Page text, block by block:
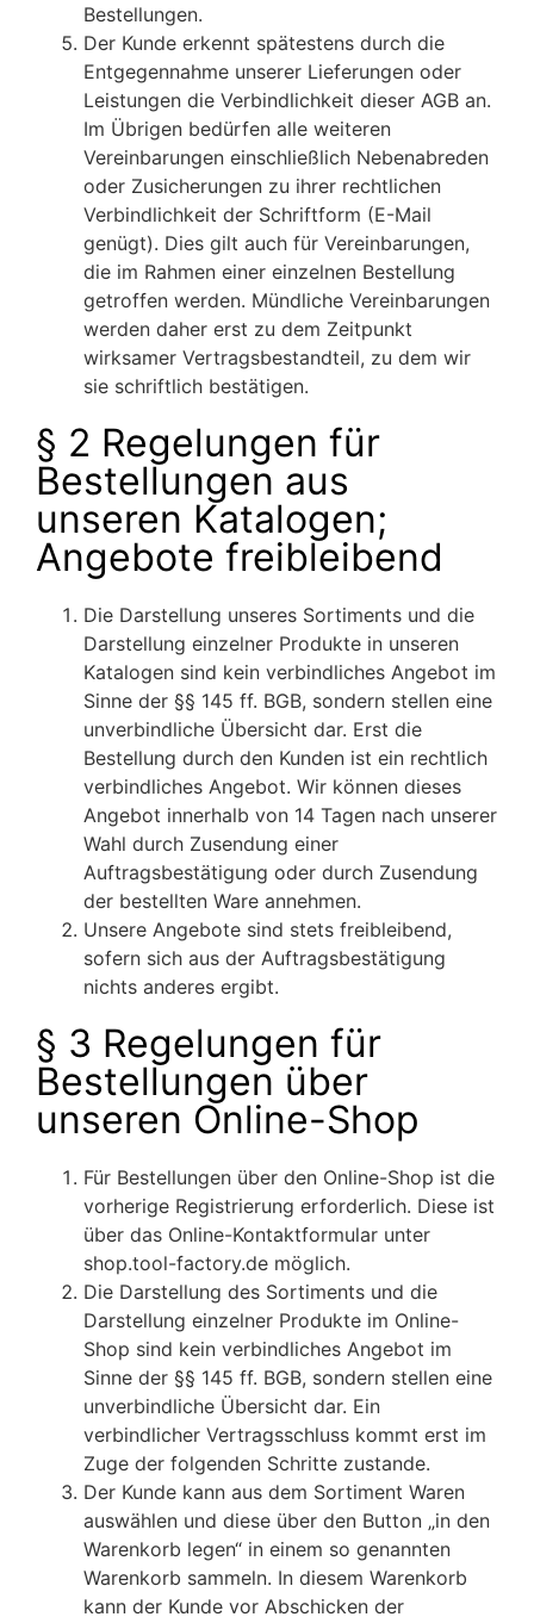
Bestellungen.
Der Kunde erkennt spätestens durch die
Entgegennahme unserer Lieferungen oder
Leistungen die Verbindlichkeit dieser AGB an.
Im Übrigen bedürfen alle weiteren
Vereinbarungen einschließlich Nebenabreden
oder Zusicherungen zu ihrer rechtlichen
Verbindlichkeit der Schriftform (E-Mail
genügt). Dies gilt auch für Vereinbarungen,
die im Rahmen einer einzelnen Bestellung
getroffen werden. Mündliche Vereinbarungen
werden daher erst zu dem Zeitpunkt
wirksamer Vertragsbestandteil, zu dem wir
sie schriftlich bestätigen.
§ 2 Regelungen für
Bestellungen aus
unseren Katalogen;
Angebote freibleibend
Die Darstellung unseres Sortiments und die
Darstellung einzelner Produkte in unseren
Katalogen sind kein verbindliches Angebot im
Sinne der §§ 145 ff. BGB, sondern stellen eine
unverbindliche Übersicht dar. Erst die
Bestellung durch den Kunden ist ein rechtlich
verbindliches Angebot. Wir können dieses
Angebot innerhalb von 14 Tagen nach unserer
Wahl durch Zusendung einer
Auftragsbestätigung oder durch Zusendung
der bestellten Ware annehmen.
Unsere Angebote sind stets freibleibend,
sofern sich aus der Auftragsbestätigung
nichts anderes ergibt.
§ 3 Regelungen für
Bestellungen über
unseren Online-Shop
Für Bestellungen über den Online-Shop ist die
vorherige Registrierung erforderlich. Diese ist
über das Online-Kontaktformular unter
shop.tool-factory.de möglich.
Die Darstellung des Sortiments und die
Darstellung einzelner Produkte im Online-
Shop sind kein verbindliches Angebot im
Sinne der §§ 145 ff. BGB, sondern stellen eine
unverbindliche Übersicht dar. Ein
verbindlicher Vertragsschluss kommt erst im
Zuge der folgenden Schritte zustande.
Der Kunde kann aus dem Sortiment Waren
auswählen und diese über den Button „in den
Warenkorb legen“ in einem so genannten
Warenkorb sammeln. In diesem Warenkorb
kann der Kunde vor Abschicken der